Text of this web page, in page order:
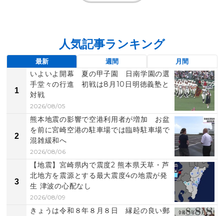
人気記事ランキング
最新 週間 月間
1
いよいよ開幕 夏の甲子園 日南学園の選
手堂々の行進 初戦は8月10日明徳義塾と
対戦
2026/08/05
2
熊本地震の影響で空港利用者が増加 お盆
を前に宮崎空港の駐車場では臨時駐車場で
混雑緩和へ
2026/08/06
3
【地震】宮崎県内で震度2 熊本県天草・芦
北地方を震源とする最大震度4の地震が発
生 津波の心配なし
2026/08/09
きょうは令和８年８月８日 縁起の良い郵